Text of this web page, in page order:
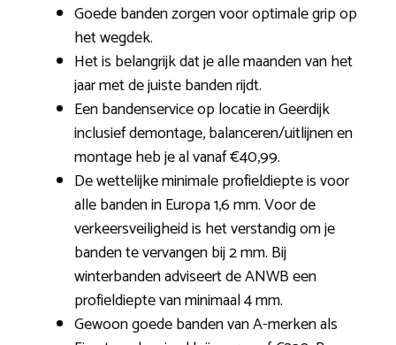
Goede banden zorgen voor optimale grip op
het wegdek.
Het is belangrijk dat je alle maanden van het
jaar met de juiste banden rijdt.
Een bandenservice op locatie in Geerdijk
inclusief demontage, balanceren/uitlijnen en
montage heb je al vanaf €40,99.
De wettelijke minimale profieldiepte is voor
alle banden in Europa 1,6 mm. Voor de
verkeersveiligheid is het verstandig om je
banden te vervangen bij 2 mm. Bij
winterbanden adviseert de ANWB een
profieldiepte van minimaal 4 mm.
Gewoon goede banden van A-merken als